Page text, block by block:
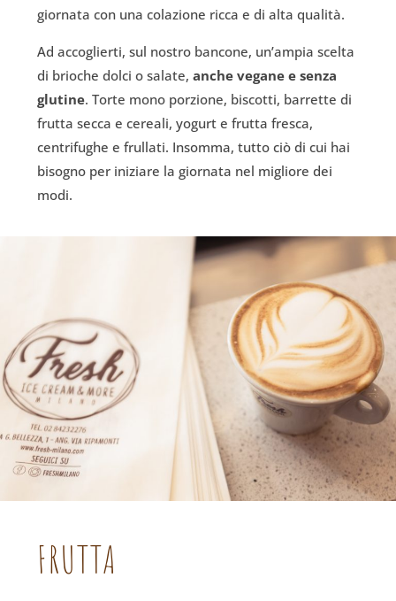
giornata con una colazione ricca e di alta qualità.
Ad accoglierti, sul nostro bancone, un’ampia scelta
di brioche dolci o salate,anche vegane e senza
glutine. Torte mono porzione, biscotti, barrette di
frutta secca e cereali, yogurt e frutta fresca,
centrifughe e frullati. Insomma, tutto ciò di cui hai
bisogno per iniziare la giornata nel migliore dei
modi.
FRUTTA